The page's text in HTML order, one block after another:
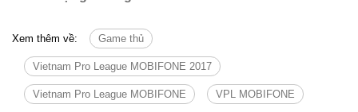
Xem thêm về: Game thủ
Vietnam Pro League MOBIFONE 2017
Vietnam Pro League MOBIFONE VPL MOBIFONE